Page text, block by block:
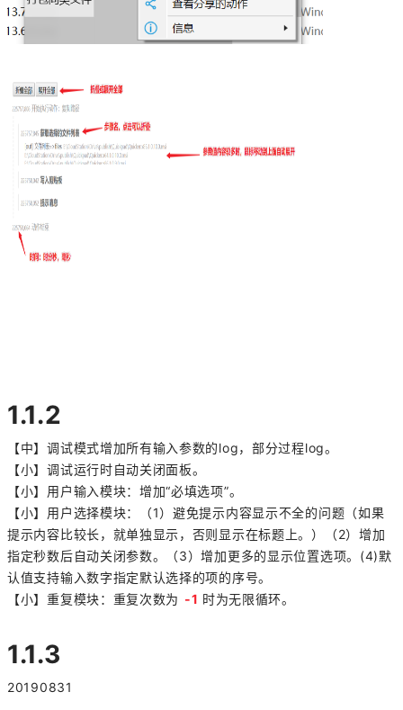
1.1.2
【中】调试模式增加所有输入参数的log，部分过程log。
【小】调试运行时自动关闭面板。
【小】用户输入模块：增加“必填选项”。
【小】用户选择模块：（1）避免提示内容显示不全的问题（如果
提示内容比较长，就单独显示，否则显示在标题上。）（2）增加
指定秒数后自动关闭参数。（3）增加更多的显示位置选项。(4)默
认值支持输入数字指定默认选择的项的序号。
【小】重复模块：重复次数为 -1 时为无限循环。
1.1.3
20190831